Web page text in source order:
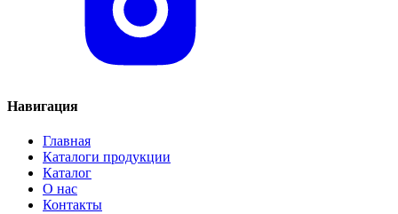
Навигация
Главная
Каталоги продукции
Каталог
О нас
Контакты